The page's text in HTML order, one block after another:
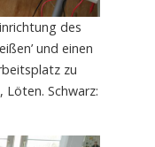
des
und einen
zu
Löten. Schwarz: